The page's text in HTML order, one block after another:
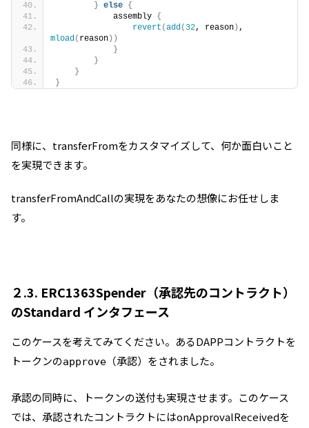
} else {
            assembly
{
revert (add( 32, reason )
mload( reason ))
}
}
}
}
同様に、transferFromをカスタマイズして、何か面白いこと
を実現できます。
transferFromAndCallの実現をあなたの想像にお任せしま
す。
２.3. ERC1363Spender（承認先のコントラクト）
のStandard インタフェース
このケースを考えてみてください。あるDAPPコントラクトを
トークンのapprove （承認）をされました。
承認の同時に、トークンの送付も実現させます。このケース
では、承認されたコントラクトにはonApprovalReceivedを